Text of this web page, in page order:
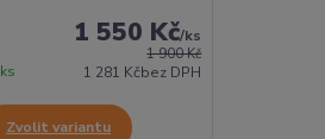
1 900 Kč
1 550 Kč/ks
1 281 Kčbez DPH
Zvolit variantu